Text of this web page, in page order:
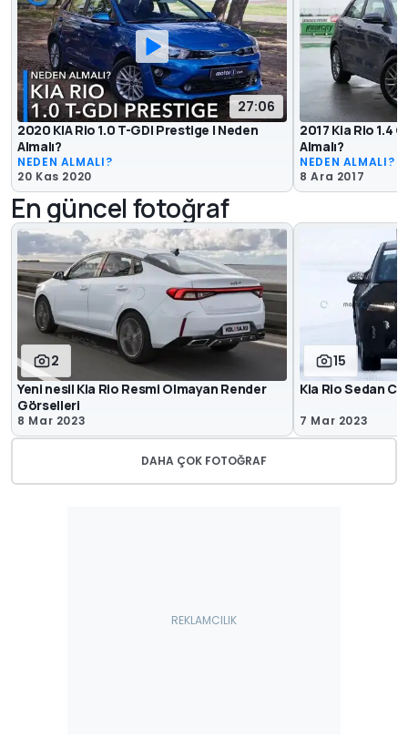
27:06
2020 KIA Rio 1.0 T-GDI Prestige | Neden
Almalı?
NEDEN ALMALI?
20 Kas 2020
2017 Kia Rio 1.4
Almalı?
NEDEN ALMALI?
8 Ara 2017
En güncel fotoğraf
2
Yeni nesil Kia Rio Resmi Olmayan Render
Görselleri
8 Mar 2023
15
Kia Rio Sedan
7 Mar 2023
DAHA ÇOK FOTOĞRAF